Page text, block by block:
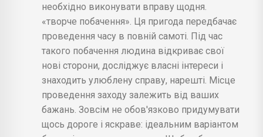
необхідно виконувати вправу щодня.
«творче побачення». Ця пригода передбачає
проведення часу в повній самоті. Під час
такого побачення людина відкриває свої
нові сторони, досліджує власні інтереси і
знаходить улюблену справу, нарешті. Місце
проведення заходу залежить від ваших
бажань. Зовсім не обов'язково придумувати
щось дороге і яскраве: ідеальним варіантом